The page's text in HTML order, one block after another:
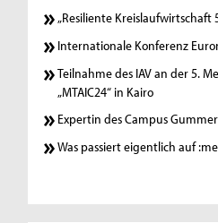
„Resiliente Kreislaufwirtschaft
Internationale Konferenz
Teilnahme des IAV an der 5.
„MTAIC24“ in Kairo
Expertin des Campus
Was passiert eigentlich auf